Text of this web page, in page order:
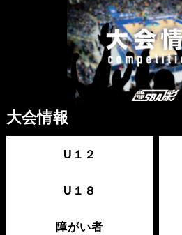
大会情報
U１２
U１８
障がい者